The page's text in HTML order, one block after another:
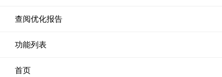
查阅优化报告
功能列表
首页